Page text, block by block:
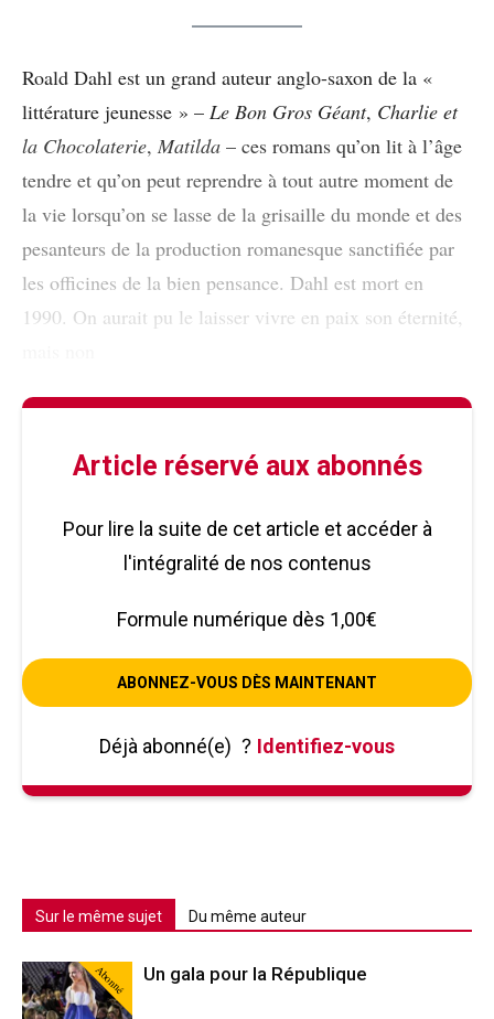
Roald Dahl est un grand auteur anglo-saxon de la «
littérature jeunesse » – Le Bon Gros Géant, Charlie et
la Chocolaterie, Matilda – ces romans qu’on lit à l’âge
tendre et qu’on peut reprendre à tout autre moment de
la vie lorsqu’on se lasse de la grisaille du monde et des
pesanteurs de la production romanesque sanctifiée par
les officines de la bien pensance. Dahl est mort en
1990. On aurait pu le laisser vivre en paix son éternité,
Article réservé aux abonnés
Pour lire la suite de cet article et accéder à
l'intégralité de nos contenus
Formule numérique dès 1,00€
ABONNEZ-VOUS DÈS MAINTENANT
Déjà abonné(e) ? Identifiez-vous
Sur le même sujet Du même auteur
Abonné Un gala pour la République